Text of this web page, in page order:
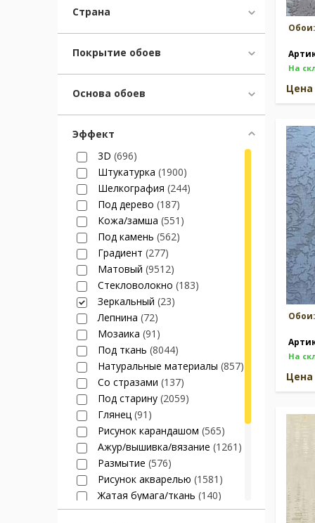
Страна
Покрытие обоев
Основа обоев
Эффект
3D (696)
Штукатурка (1900)
Шелкография (244)
Под дерево (187)
Кожа/замша (551)
Под камень (562)
Градиент (277)
Матовый (9512)
Стекловолокно (183)
Зеркальный (23)
Лепнина (72)
Мозаика (91)
Под ткань (8044)
Натуральные материалы (857)
Со стразами (137)
Под старину (2059)
Глянец (91)
Рисунок карандашом (565)
Ажур/вышивка/вязание (1261)
Размытие (576)
Рисунок акварелью (1581)
Жатая бумага/ткань (140)
Под флок(67)
Обои:
На
Цена
Обои:
На
Цена